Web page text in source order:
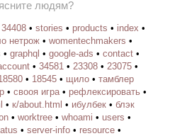
людям?
34408 • stories • products • index •
нетрож • womentechmakers •
• graphql • google-ads • contact •
• 34581 • 23308 • 23075 •
• 18545 • щило • тамблер
• свооя игра • рефлексировать •
• к/about.html • ибулбек • блэк
• worktree • whoami • users •
• server-info • resource •